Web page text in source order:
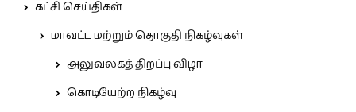
கட்சி செய்திகள்
மாவட்ட மற்றும் தொகுதி நிகழ்வுகள்
அலுவலகத் திறப்பு விழா
கொடியேற்ற நிகழ்வு